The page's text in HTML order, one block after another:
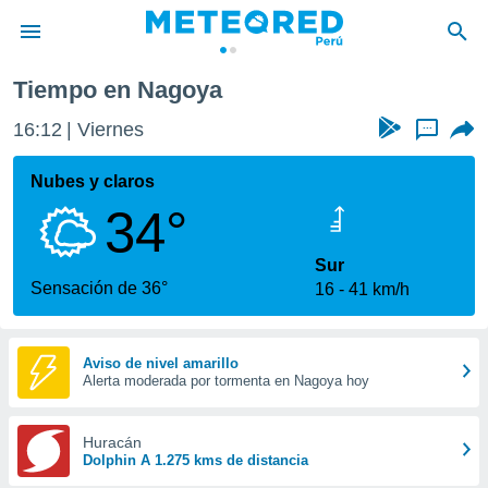
de
ha sido
calidad.
a este
las
y
forma
digital
basada
Tiempo en Nagoya
16:12 Viernes ...
Nubes y claros
34°
Sensación de 36°
Sur
16
41 km/h
Aviso de nivel amarillo
Alerta moderada por tormenta en Nagoya hoy
Huracán
Dolphin A 1.275 kms de distancia